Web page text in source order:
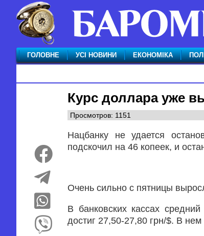
ГОЛОВНЕ УСІ НОВИНИ ЕКОНОМІКА
Курс доллара уже
Просмотров: 1151
Нацбанку не удается
подскочил на 46 копеек, и
Очень сильно с пятницы
В банковских кассах
достиг 27,50-27,80 грн/$. В